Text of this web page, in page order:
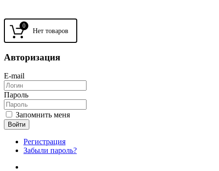
0
Авторизация
E-mail
Пароль
Запомнить меня
Войти
Регистрация
Забыли пароль?